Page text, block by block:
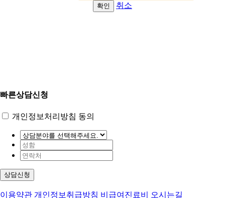
확인 취소
빠른상담신청
개인정보처리방침 동의
상담신청
이용약관 개인정보취급방침 비급여진료비 오시는길